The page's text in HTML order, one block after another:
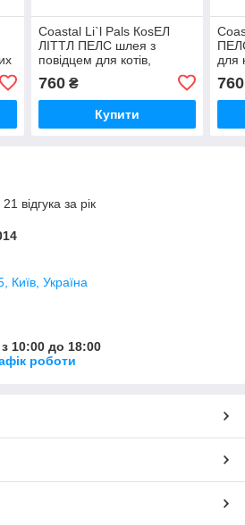
Coastal Li`l Pals КosЕЛ
ЛІТТЛ ПЕЛС шлея з
повідцем для котів,
760₴
Купити
для
760
відгука за рік
Київ, Україна
10:00 до 18:00
роботи